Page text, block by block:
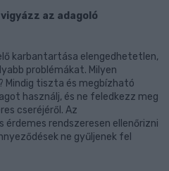
az adagoló
karbantartása elengedhetetlen,
problémákat. Milyen
Mindig tiszta és megbízható
használj, és ne feledkezz meg
cseréjéről. Az
rendszeresen ellenőrizni
ne gyűljenek fel